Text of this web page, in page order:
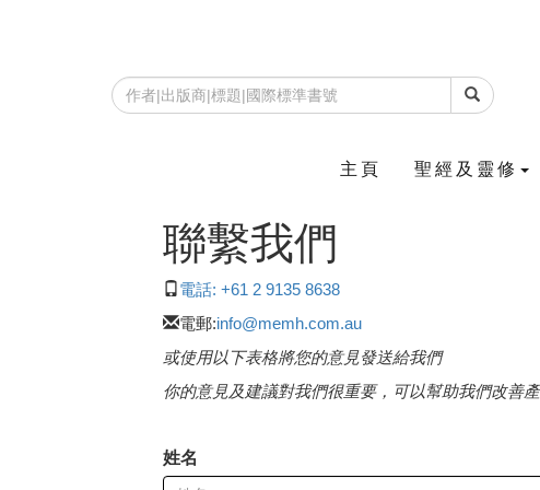
主頁 聖經及靈修
聯繫我們
電話: +61 2 9135 8638
電郵:info@memh.com.au
或使用以下表格將您的意見發送給我們
你的意見及建議對我們很重要，可以幫助我們改善產
姓名